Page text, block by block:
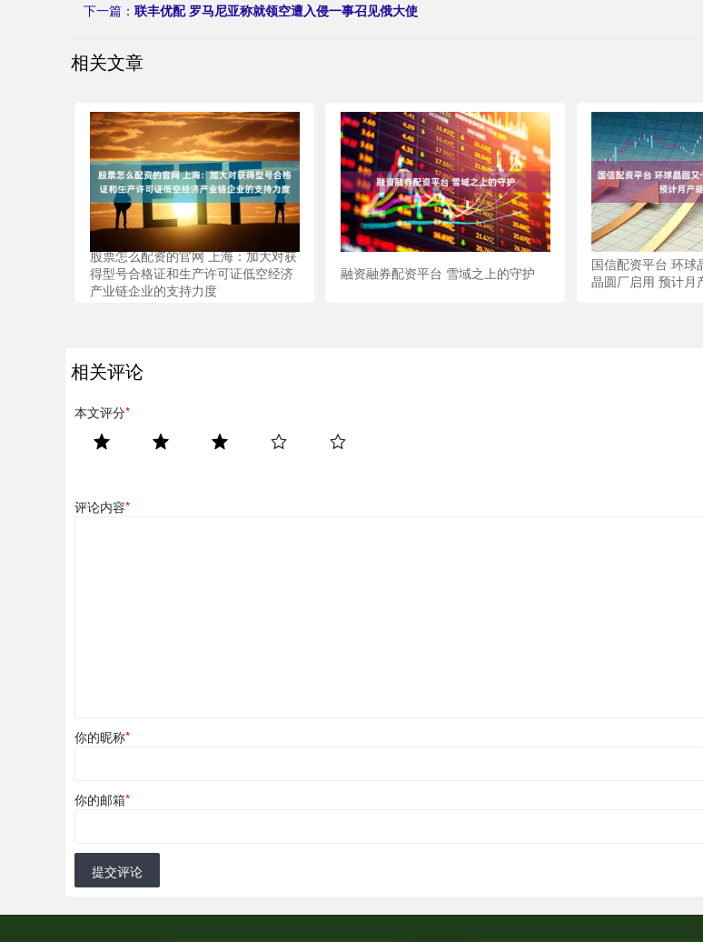
下一篇： 联丰优配 罗马尼亚称就领空遭入侵一事召见俄大使
相关文章
股票怎么配资的官网 上海：加大对获
得型号合格证和生产许可证低空经济
产业链企业的支持力度
融资融券配资平台 雪域之上的守护
国信配资平台 环球
晶圆厂启用 预计月
相关评论
本文评分*
评论内容*
你的昵称*
你的邮箱*
提交评论